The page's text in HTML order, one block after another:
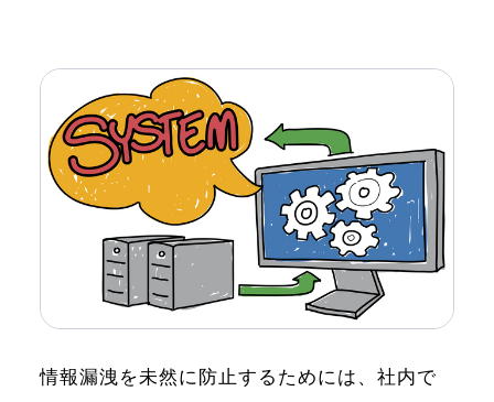
情報漏洩を未然に防止するためには、社内で